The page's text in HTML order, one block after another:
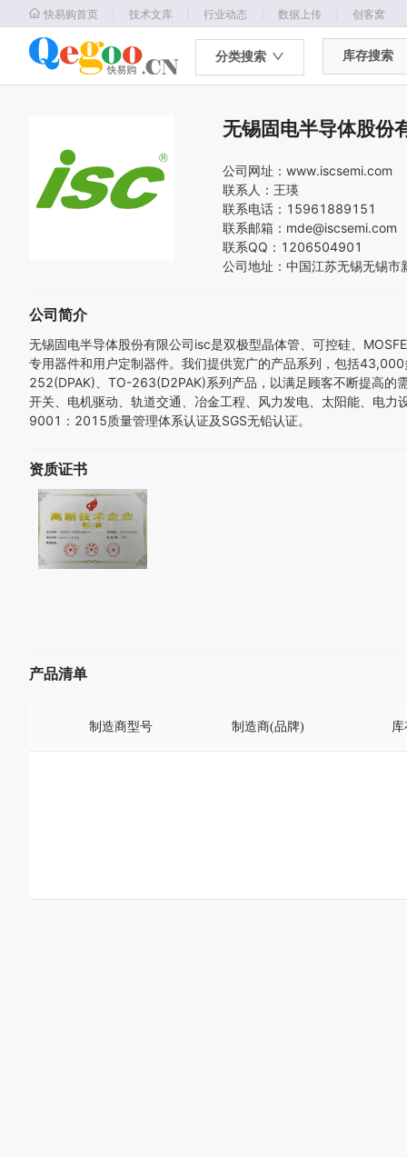
快易购首页 技术文库 行业动态 数据上传 创客窝
分类搜索 库存搜索
无锡固电半导体股份
公司网址： www.iscsemi.com
联系人： 王瑛
联系电话： 15961889151
联系邮箱： mde@iscsemi.com
联系QQ： 1206504901
公司地址： 中国江苏无锡无锡市
公司简介
无锡固电半导体股份有限公司isc是双极型晶体管、可控硅、
专用器件和用户定制器件。我们提供宽广的产品系列，包括
252(DPAK)、TO-263(D2PAK)系列产品，以满足顾客不断提高的
开关、电机驱动、轨道交通、冶金工程、风力发电、太阳能、电
9001：2015质量管理体系认证及SGS无铅认证。
资质证书
产品清单
制造商型号 制造商(品牌)